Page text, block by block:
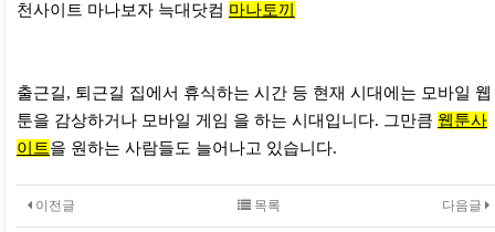
천사이트 마나보자 늑대닷컴 마나토끼
출근길, 퇴근길 집에서 휴식하는 시간 등 현재 시대에는 모바일 웹
툰을 감상하거나 모바일 게임 을 하는 시대입니다. 그만큼 웹툰사
이트을 원하는 사람들도 늘어나고 있습니다.
이전글 다음글
목록